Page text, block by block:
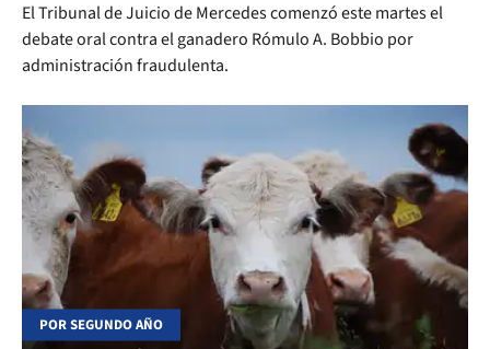
El Tribunal de Juicio de Mercedes comenzó este martes el
debate oral contra el ganadero Rómulo A. Bobbio por
administración fraudulenta.
POR SEGUNDO AÑO